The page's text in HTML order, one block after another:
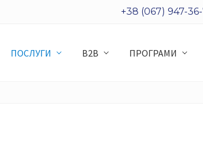
+38 (067) 947-
ПОСЛУГИ B2B ПРОГРАМИ